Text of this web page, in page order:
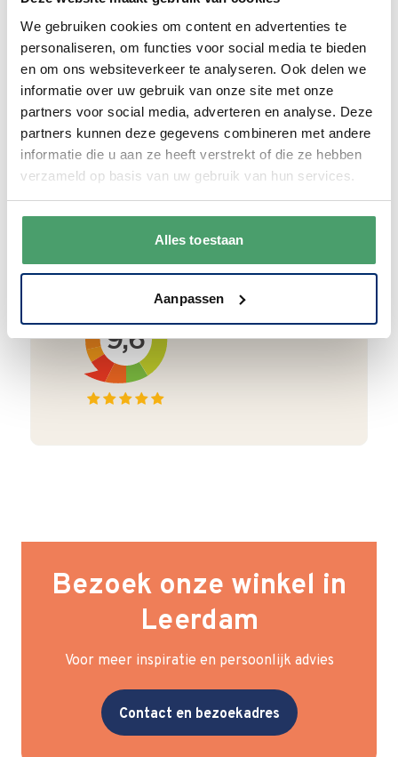
We gebruiken cookies om content en advertenties te
personaliseren, om functies voor social media te bieden
en om ons websiteverkeer te analyseren. Ook delen we
informatie over uw gebruik van onze site met onze
partners voor social media, adverteren en analyse. Deze
partners kunnen deze gegevens combineren met andere
informatie die u aan ze heeft verstrekt of die ze hebben
verzameld op basis van uw gebruik van hun services.
Alles toestaan
Aanpassen
We verpakken onze producten zorgvuldig
en duurzaam met hergebruikt karton en
papier.Vanaf € 55,-wordt jouw bestelling
ook nog eens helemaalgratis verzonden.
Goede waardering
We krijgen een goede waardering van Onze
klanten. 9+ gemiddeld.
Bezoek onze winkel in
Leerdam
Voor meer inspiratie en persoonlijk advies
Contact en bezoekadres